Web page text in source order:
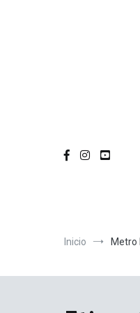
Inicio Metro